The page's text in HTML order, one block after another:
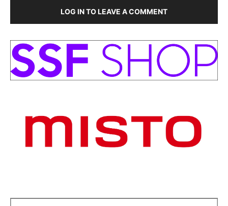
LOG IN TO LEAVE A COMMENT